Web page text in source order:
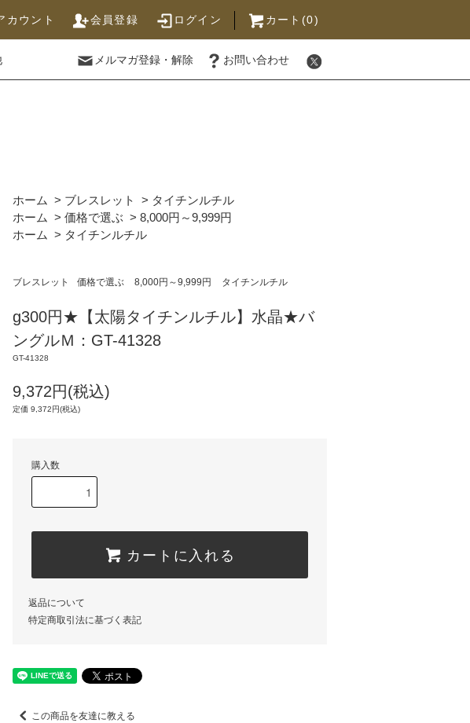
カウント 会員登録 ログイン カート(0)
メルマガ登録・解除 お問い合わせ
ホーム > ブレスレット > タイチンルチル
ホーム > 価格で選ぶ > 8,000円～9,999円
ホーム > タイチンルチル
ブレスレット 価格で選ぶ 8,000円～9,999円 タイチンルチル
g300円★【太陽タイチンルチル】水晶★バ
ングルＭ：GT-41328
GT-41328
9,372円(税込)
定価 9,372円(税込)
購入数
カートに入れる
返品について
特定商取引法に基づく表記
この商品を友達に教える